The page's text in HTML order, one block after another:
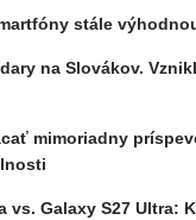
stále
na Slovákov.
mimoriadny
vs. Galaxy S27 Ultra: